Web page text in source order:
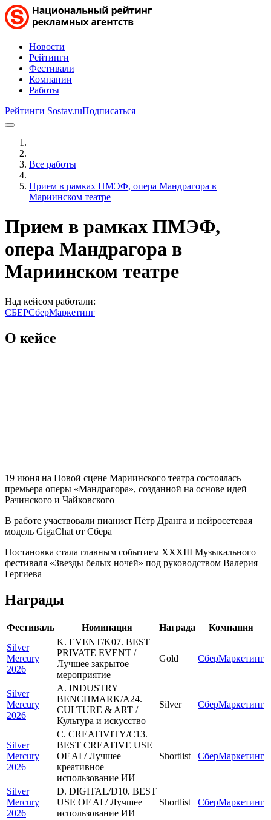
Новости
Рейтинги
Фестивали
Компании
Работы
Рейтинги Sostav.ruПодписаться
Все работы
Прием в рамках ПМЭФ, опера Мандрагора в
Мариинском театре
Прием в рамках ПМЭФ,
опера Мандрагора в
Мариинском театре
Над кейсом работали:
СБЕРСберМаркетинг
О кейсе
19 июня на Новой сцене Мариинского театра состоялась
премьера оперы «Мандрагора», созданной на основе идей
Рачинского и Чайковского
В работе участвовали пианист Пётр Дранга и нейросетевая
модель GigaChat от Сбера
Постановка стала главным событием XXXIII Музыкального
фестиваля «Звезды белых ночей» под руководством Валерия
Гергиева
Награды
Фестиваль Номинация Награда
Компания
Silver
Mercury
2026
K. EVENT/K07. BEST
PRIVATE EVENT /
Лучшее закрытое
мероприятие
Gold СберМаркетинг
Silver
Mercury
2026
A. INDUSTRY
BENCHMARK/A24.
CULTURE & ART /
Культура и искусство
Silver СберМаркетинг
Silver
Mercury
2026
C. CREATIVITY/C13.
BEST CREATIVE USE
OF AI / Лучшее
креативное
использование ИИ
Shortlist СберМаркетинг
Silver
Mercury
2026
D. DIGITAL/D10. BEST
USE OF AI / Лучшее
использование ИИ
Shortlist СберМаркетинг